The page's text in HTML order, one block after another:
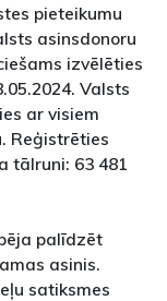
pieteikumu
asinsdonoru
izvēlēties
Valsts
ar visiem
Reģistrēties
tālruni: 63 481
palīdzēt
asinis.
satiksmes